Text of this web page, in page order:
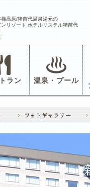
高原/猪苗代温泉湯元の
ンリゾート ホテルリステル猪苗代
ラン 温泉・プール